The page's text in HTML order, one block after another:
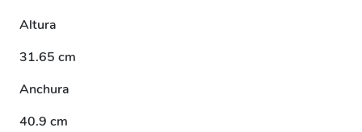
Altura
31.65 cm
Anchura
40.9 cm